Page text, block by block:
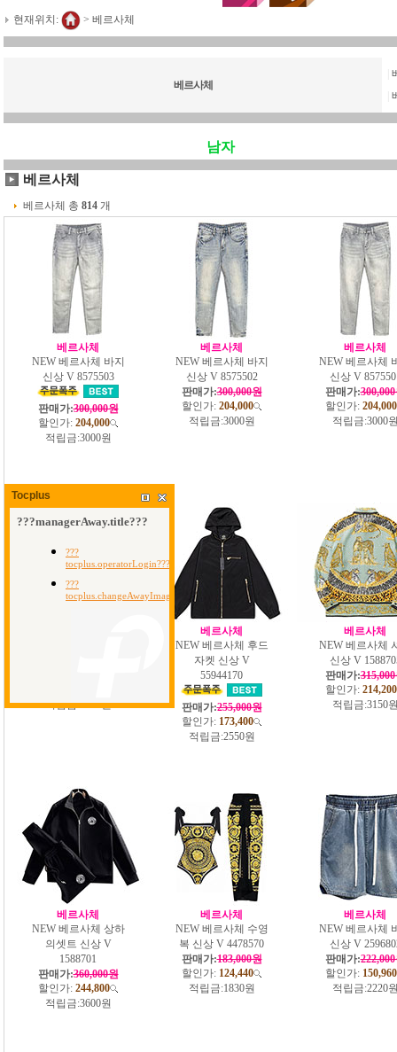
현재위치: > 베르사체
베르사체
남자
베르사체
베르사체 총 814 개
베르사체
NEW 베르사체 바지
신상 V 8575503
판매가:300,000원
할인가: 204,000
적립금:3000원
베르사체
NEW 베르사체 바지
신상 V 8575502
판매가:300,000원
할인가: 204,000
적립금:3000원
베르사체
NEW 베르사체
신상 V
판매가:
할인가: 204,000
적립금:3000
적립금:2100원
베르사체
NEW 베르사체 후드
자켓 신상 V
55944170
판매가:255,000원
할인가: 173,400
적립금:2550원
베르사체
NEW 베르사체
신상 V
판매가:
할인가: 214,200
적립금:3150
베르사체
NEW 베르사체 상하
의셋트 신상 V
1588701
판매가:360,000원
할인가: 244,800
적립금:3600원
베르사체
NEW 베르사체 수영
복 신상 V 4478570
판매가:183,000원
할인가: 124,440
적립금:1830원
베르사체
NEW 베르사체
신상 V
판매가:
할인가: 150,960
적립금:2220
Tocplus